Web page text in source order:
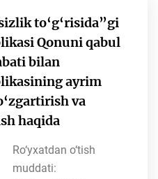
to‘g‘risida”gi
Qonuni qabul
bilan
ayrim
va
haqida
Ro‘yxatdan o‘tish
muddati: